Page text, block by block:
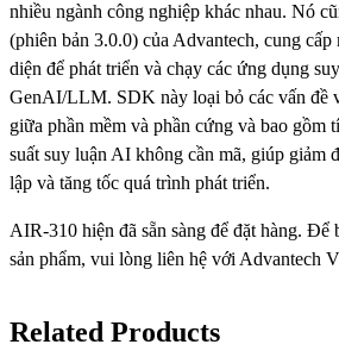
nhiều ngành công nghiệp khác nhau. Nó
(phiên bản 3.0.0) của Advantech, cung
diện để phát triển và chạy các ứng dụng
GenAI/LLM. SDK này loại bỏ các vấn đề
giữa phần mềm và phần cứng và bao gồm
suất suy luận AI không cần mã, giúp giảm
lập và tăng tốc quá trình phát triển.
AIR-310 hiện đã sẵn sàng để đặt hàng. Để
sản phẩm, vui lòng liên hệ với Advantech
Related Products